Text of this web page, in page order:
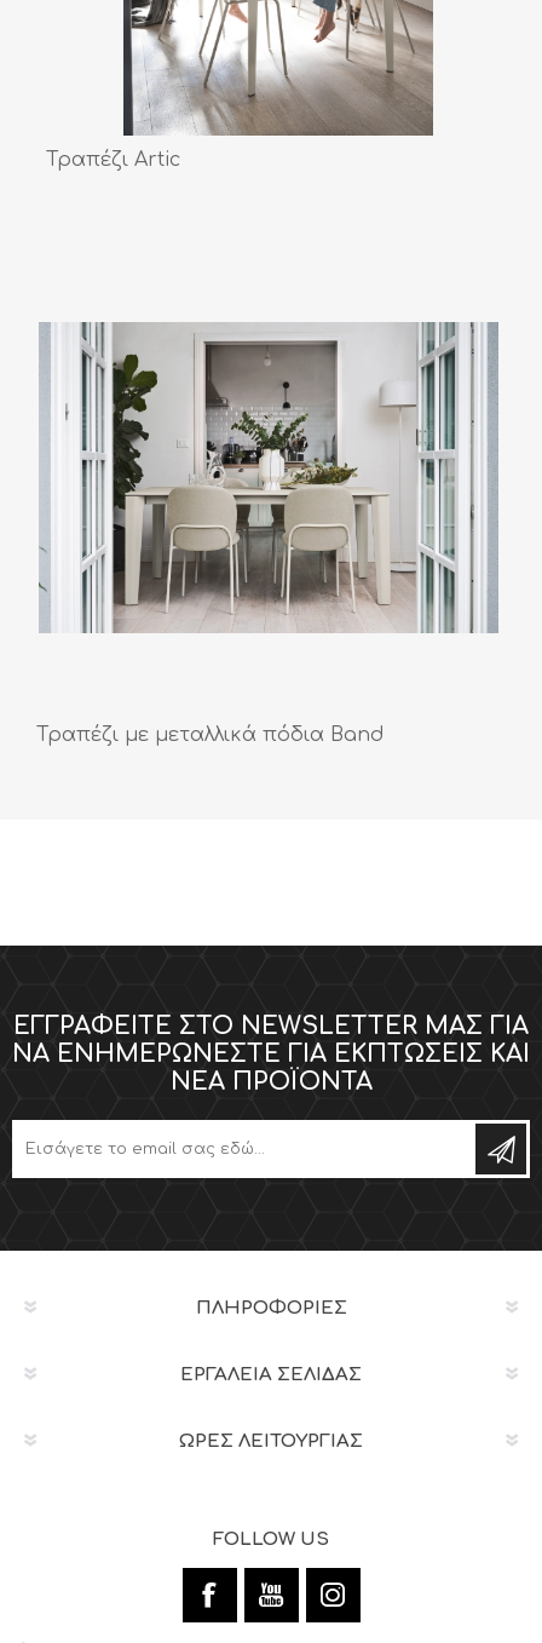
Τραπέζι Artic
Τραπέζι με μεταλλικά πόδια Band
ΕΓΓΡΑΦΕΊΤΕ ΣΤΟ NEWSLETTER ΜΑΣ ΓΙΑ
ΝΑ ΕΝΗΜΕΡΏΝΕΣΤΕ ΓΙΑ ΕΚΠΤΏΣΕΙΣ ΚΑΙ
ΝΈΑ ΠΡΟΪΌΝΤΑ
ΠΛΗΡΟΦΟΡΊΕΣ
ΕΡΓΑΛΕΊΑ ΣΕΛΊΔΑΣ
ΩΡΕΣ ΛΕΙΤΟΥΡΓΙΑΣ
FOLLOW US